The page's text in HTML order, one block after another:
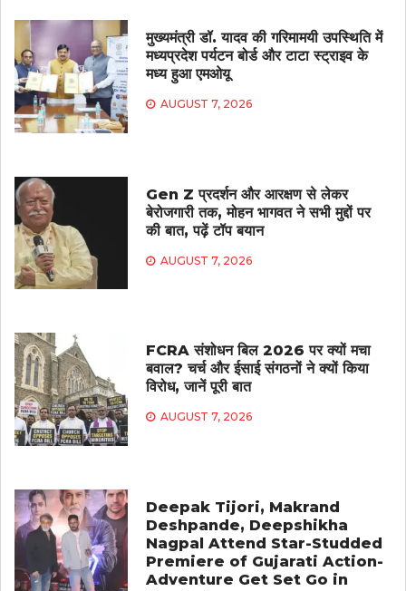
मुख्यमंत्री डॉ. यादव की गरिमामयी उपस्थिति में
मध्यप्रदेश पर्यटन बोर्ड और टाटा स्ट्राइव के
मध्य हुआ एमओयू
AUGUST 7, 2026
Gen Z प्रदर्शन और आरक्षण से लेकर
बेरोजगारी तक, मोहन भागवत ने सभी मुद्दों पर
की बात, पढ़ें टॉप बयान
AUGUST 7, 2026
FCRA संशोधन बिल 2026 पर क्यों मचा
बवाल? चर्च और ईसाई संगठनों ने क्यों किया
विरोध, जानें पूरी बात
AUGUST 7, 2026
Deepak Tijori, Makrand
Deshpande, Deepshikha
Nagpal Attend Star-Studded
Premiere of Gujarati Action-
Adventure Get Set Go in